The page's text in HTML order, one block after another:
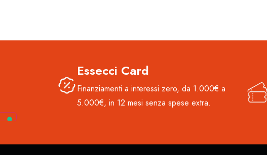
Essecci Card
Finanziamenti a interessi zero, da 1.000€ a
5.000€, in 12 mesi senza spese extra.